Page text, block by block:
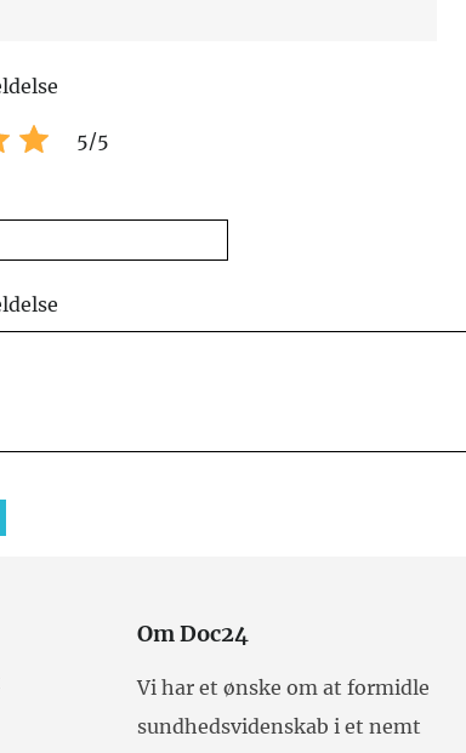
5/5
Om Doc24
Vi har et ønske om at formidle
sundhedsvidenskab i et nemt